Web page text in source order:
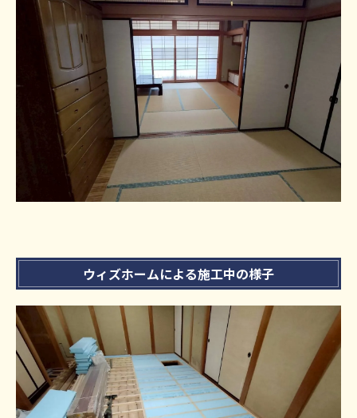
ウィズホームによる施工中の様子